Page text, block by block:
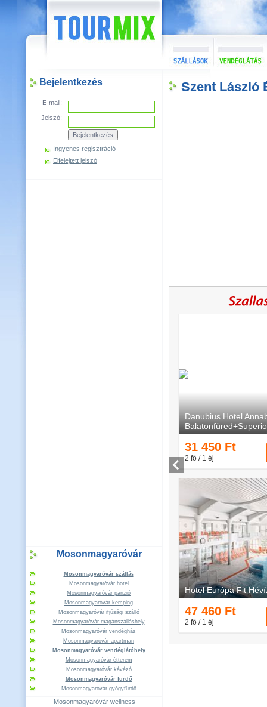
Bejelentkezés
E-mail:
Jelszó:
Ingyenes regisztráció
Elfelejtett jelszó
Mosonmagyaróvár
Mosonmagyaróvár szállás
Mosonmagyaróvár hotel
Mosonmagyaróvár panzió
Mosonmagyaróvár kemping
Mosonmagyaróvár ifjúsági szálló
Mosonmagyaróvár magánszálláshely
Mosonmagyaróvár vendégház
Mosonmagyaróvár apartman
Mosonmagyaróvár vendéglátóhely
Mosonmagyaróvár étterem
Mosonmagyaróvár kávézó
Mosonmagyaróvár fürdő
Mosonmagyaróvár gyógyfürdő
Mosonmagyaróvár wellness
Szent László